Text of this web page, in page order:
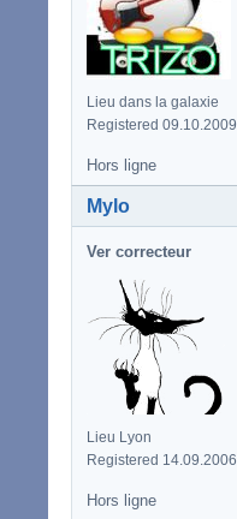
Lieu dans la galaxie
Registered 09.10.2009
Hors ligne
Mylo
Ver correcteur
Lieu Lyon
Registered 14.09.2006
Hors ligne